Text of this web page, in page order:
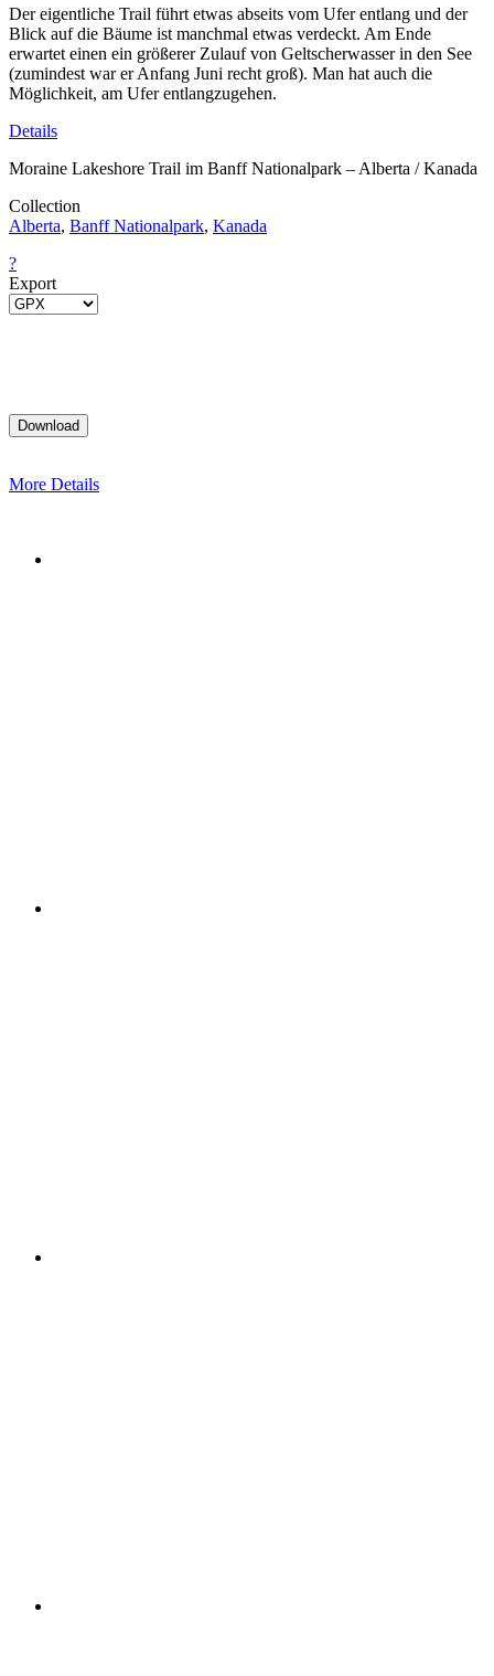
Der eigentliche Trail führt etwas abseits vom Ufer entlang und der
Blick auf die Bäume ist manchmal etwas verdeckt. Am Ende
erwartet einen ein größerer Zulauf von Geltscherwasser in den See
(zumindest war er Anfang Juni recht groß). Man hat auch die
Möglichkeit, am Ufer entlangzugehen.
Details
Moraine Lakeshore Trail im Banff Nationalpark – Alberta / Kanada
Collection
Alberta, Banff Nationalpark, Kanada
?
Export
More Details